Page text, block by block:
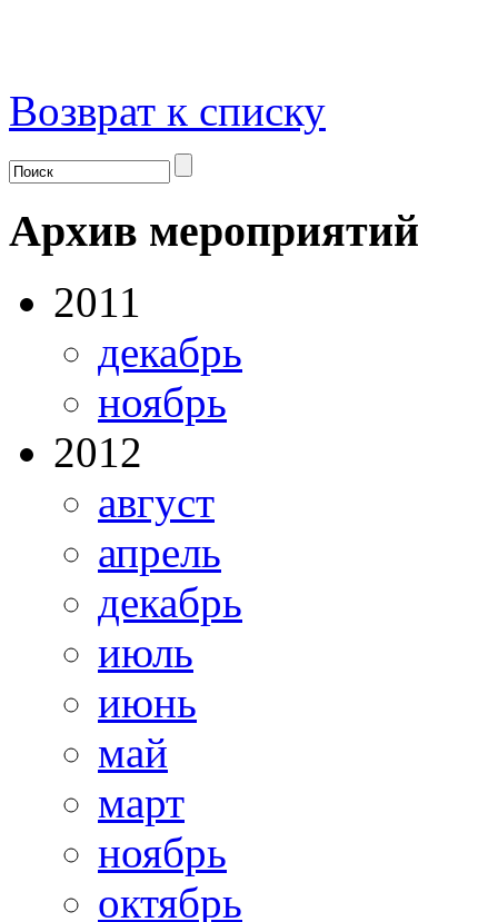
Возврат к списку
Архив мероприятий
2011
декабрь
ноябрь
2012
август
апрель
декабрь
июль
июнь
май
март
ноябрь
октябрь